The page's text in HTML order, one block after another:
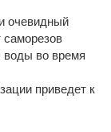
очевидный
саморезов
воды во время
приведет к